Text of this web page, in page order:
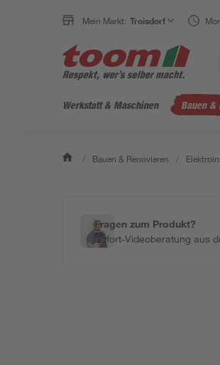
Mein Markt: Troisdorf
Werkstatt & Maschinen Bauen &
/ Bauen & Renovieren /
Fragen zum Produkt?
Sofort-Videoberatung aus